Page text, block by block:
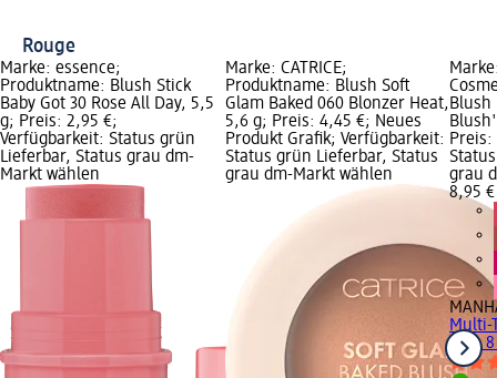
Rouge
Marke: essence;
Produktname: Blush Stick
Baby Got 30 Rose All Day, 5,5
g; Preis: 2,95 €;
Verfügbarkeit: Status grün
Lieferbar, Status grau dm-
Markt wählen
Marke: CATRICE;
Produktname: Blush Soft
Glam Baked 060 Blonzer Heat,
5,6 g; Preis: 4,45 €; Neues
Produkt Grafik; Verfügbarkeit:
Status grün Lieferbar, Status
grau dm-Markt wählen
Blush
grau
8,95 €
Multi-
250,